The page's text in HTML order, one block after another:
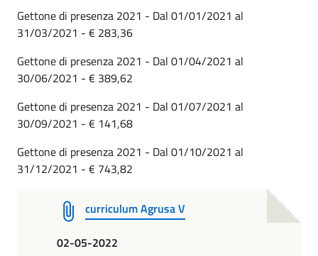
Gettone di presenza 2021 - Dal 01/01/2021 al
31/03/2021 - € 283,36
Gettone di presenza 2021 - Dal 01/04/2021 al
30/06/2021 - € 389,62
Gettone di presenza 2021 - Dal 01/07/2021 al
30/09/2021 - € 141,68
Gettone di presenza 2021 - Dal 01/10/2021 al
31/12/2021 - € 743,82
curriculum Agrusa V
02-05-2022